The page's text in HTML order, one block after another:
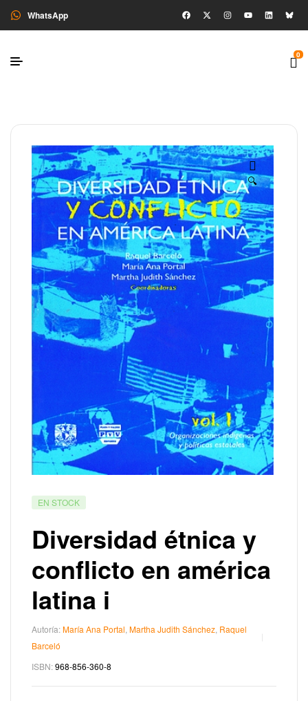
WhatsApp
0
🔍
EN STOCK
Diversidad étnica y
conflicto en américa
latina i
Autoría:María Ana Portal Martha Judith Sánchez Raquel
Barceló
ISBN:968-856-360-8